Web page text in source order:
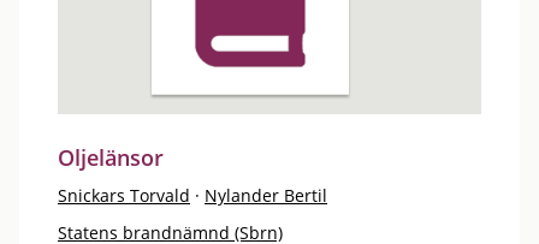
Oljelänsor
Snickars Torvald · Nylander Bertil
Statens brandnämnd (Sbrn)